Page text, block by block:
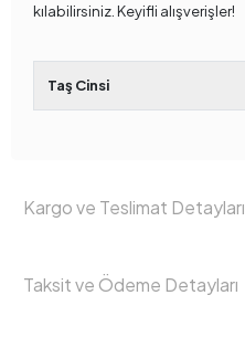
kılabilirsiniz. Keyifli alışverişler!
Taş Cinsi
Kargo ve Teslimat Detayları
Taksit ve Ödeme Detayları